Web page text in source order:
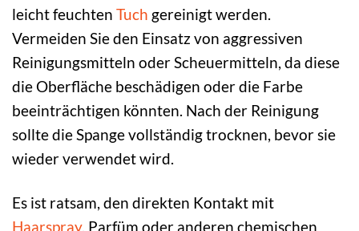
leicht feuchten Tuch gereinigt werden.
Vermeiden Sie den Einsatz von aggressiven
Reinigungsmitteln oder Scheuermitteln, da diese
die Oberfläche beschädigen oder die Farbe
beeinträchtigen könnten. Nach der Reinigung
sollte die Spange vollständig trocknen, bevor sie
wieder verwendet wird.
Es ist ratsam, den direkten Kontakt mit
Haarspray, Parfüm oder anderen chemischen